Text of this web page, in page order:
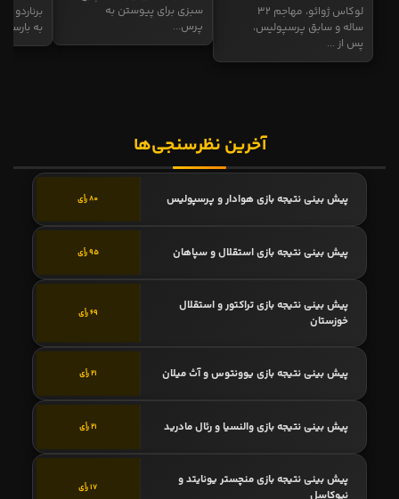
لوکاس ژوائو، مهاجم ۳۲
ساله و سابق پرسپولیس،
پس از ...
سبزی برای پیوستن به
پرس...
برناردو
به بارسا
آخرین نظرسنجی‌ها
پیش بینی نتیجه بازی هوادار و پرسپولیس 80 رأی
پیش بینی نتیجه بازی استقلال و سپاهان 95 رأی
پیش بینی نتیجه بازی تراکتور و استقلال
خوزستان
69 رأی
پیش بینی نتیجه بازی یوونتوس و آث میلان 21 رأی
پیش بینی نتیجه بازی والنسیا و رئال مادرید 21 رأی
پیش بینی نتیجه بازی منچستر یونایتد و
نیوکاسل
17 رأی